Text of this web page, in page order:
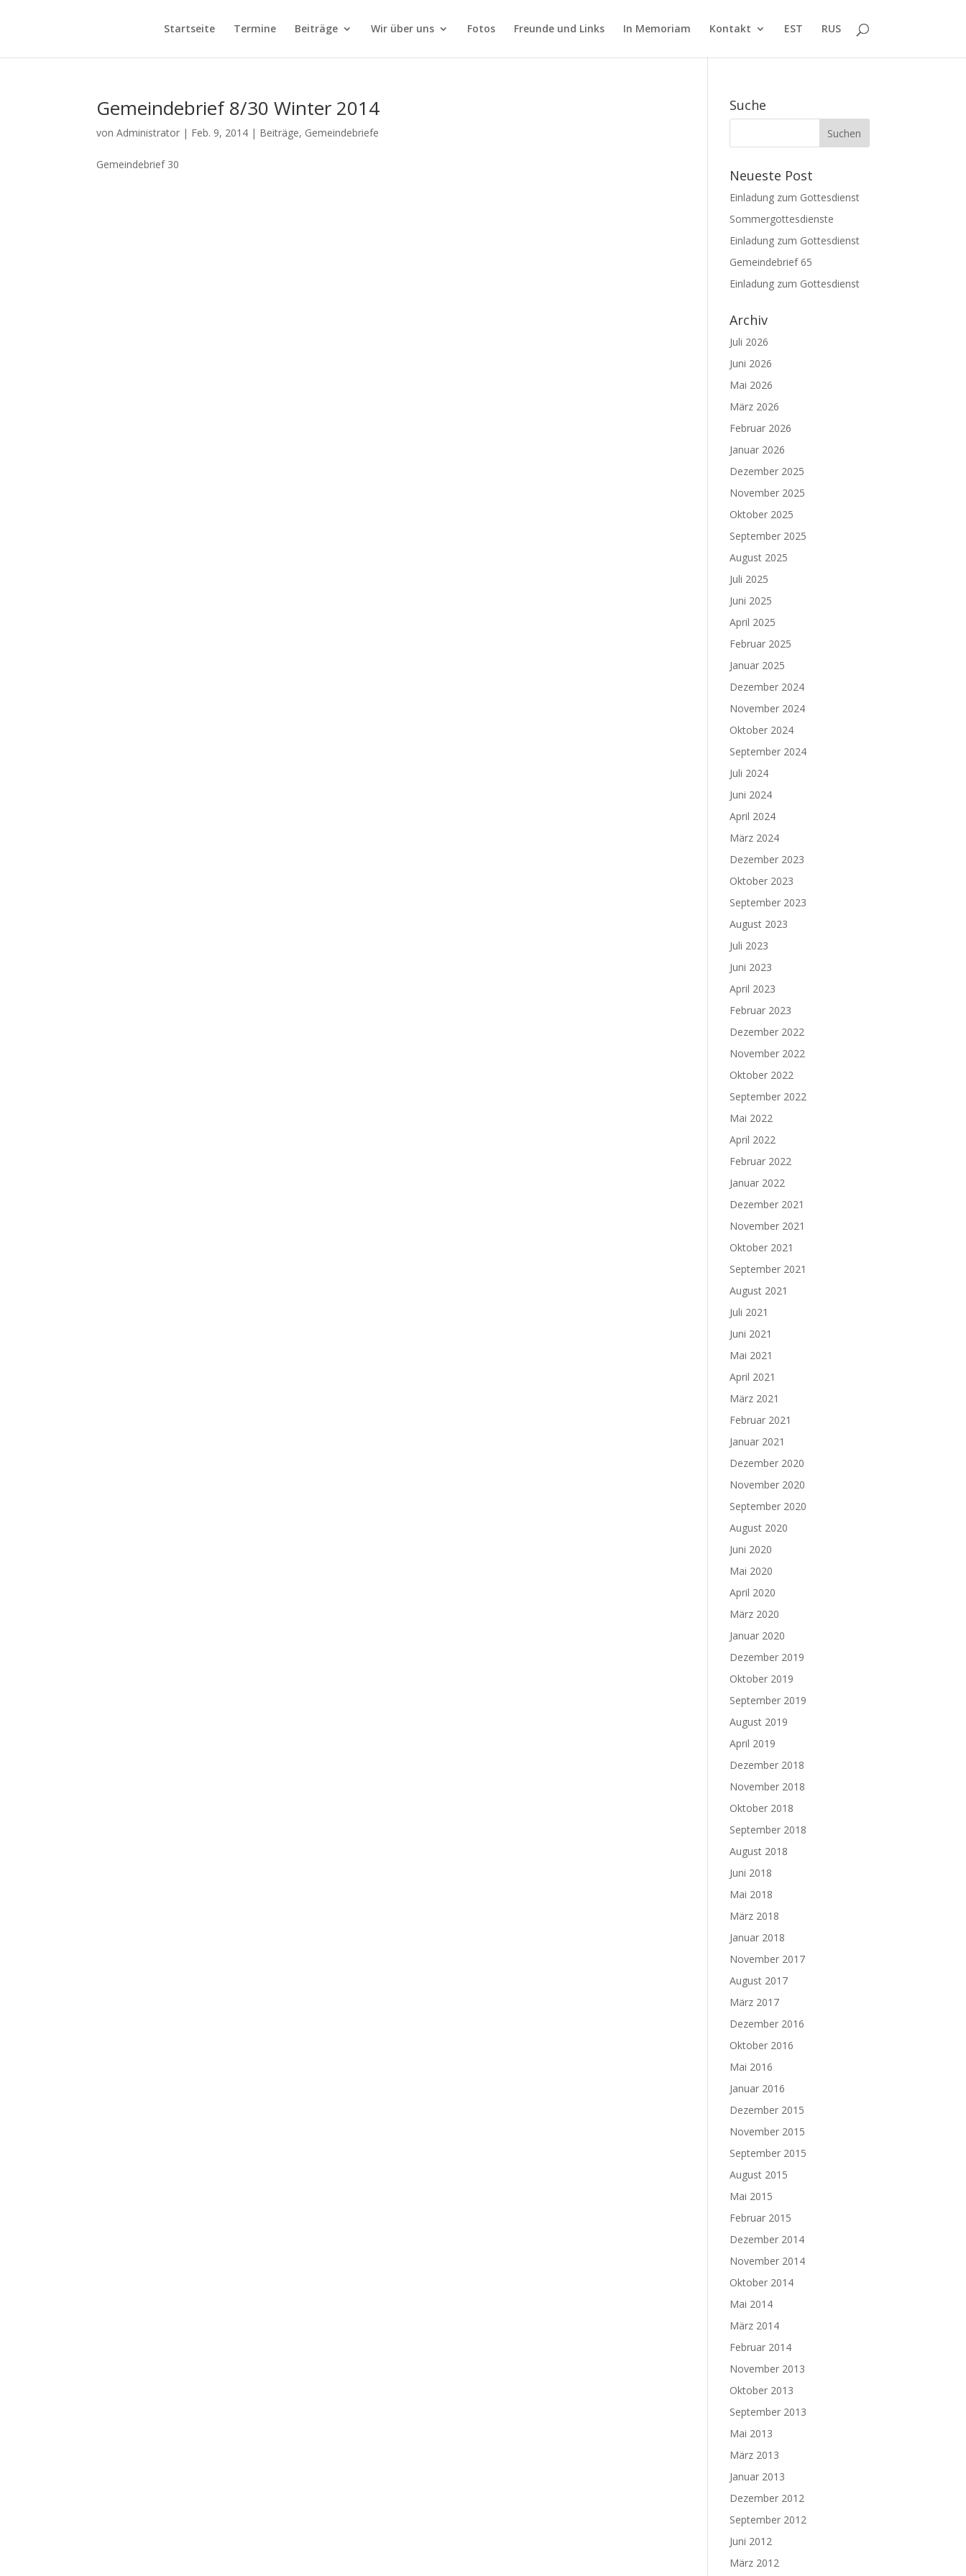
Startseite Termine Beiträge Wir über uns Fotos Freunde und Links In Memoriam Kontakt EST RUS
Gemeindebrief 8/30 Winter 2014
vonAdministrator | Feb. 9, 2014 | Beiträge, Gemeindebriefe
Gemeindebrief 30
Suche
Neueste Post
Einladung zum Gottesdienst
Sommergottesdienste
Einladung zum Gottesdienst
Gemeindebrief 65
Einladung zum Gottesdienst
Archiv
Juli 2026
Juni 2026
Mai 2026
März 2026
Februar 2026
Januar 2026
Dezember 2025
November 2025
Oktober 2025
September 2025
August 2025
Juli 2025
Juni 2025
April 2025
Februar 2025
Januar 2025
Dezember 2024
November 2024
Oktober 2024
September 2024
Juli 2024
Juni 2024
April 2024
März 2024
Dezember 2023
Oktober 2023
September 2023
August 2023
Juli 2023
Juni 2023
April 2023
Februar 2023
Dezember 2022
November 2022
Oktober 2022
September 2022
Mai 2022
April 2022
Februar 2022
Januar 2022
Dezember 2021
November 2021
Oktober 2021
September 2021
August 2021
Juli 2021
Juni 2021
Mai 2021
April 2021
März 2021
Februar 2021
Januar 2021
Dezember 2020
November 2020
September 2020
August 2020
Juni 2020
Mai 2020
April 2020
März 2020
Januar 2020
Dezember 2019
Oktober 2019
September 2019
August 2019
April 2019
Dezember 2018
November 2018
Oktober 2018
September 2018
August 2018
Juni 2018
Mai 2018
März 2018
Januar 2018
November 2017
August 2017
März 2017
Dezember 2016
Oktober 2016
Mai 2016
Januar 2016
Dezember 2015
November 2015
September 2015
August 2015
Mai 2015
Februar 2015
Dezember 2014
November 2014
Oktober 2014
Mai 2014
März 2014
Februar 2014
November 2013
Oktober 2013
September 2013
Mai 2013
März 2013
Januar 2013
Dezember 2012
September 2012
Juni 2012
März 2012